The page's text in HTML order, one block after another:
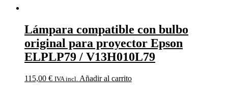
Lámpara compatible con bulbo
original para proyector Epson
ELPLP79 / V13H010L79
115,00 € IVA incl. Añadir al carrito